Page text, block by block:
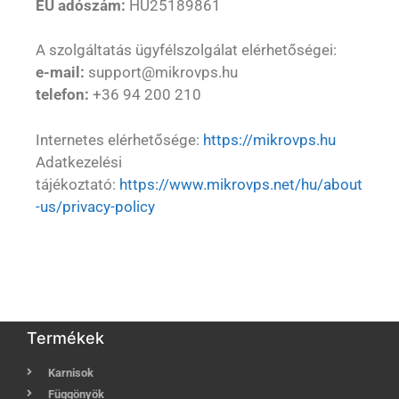
EU adószám: HU25189861
A szolgáltatás ügyfélszolgálat elérhetőségei:
e-mail: support@mikrovps.hu
telefon: +36 94 200 210
Internetes elérhetősége: https://mikrovps.hu
Adatkezelési
tájékoztató: https://www.mikrovps.net/hu/about
-us/privacy-policy
Termékek
Karnisok
Függönyök